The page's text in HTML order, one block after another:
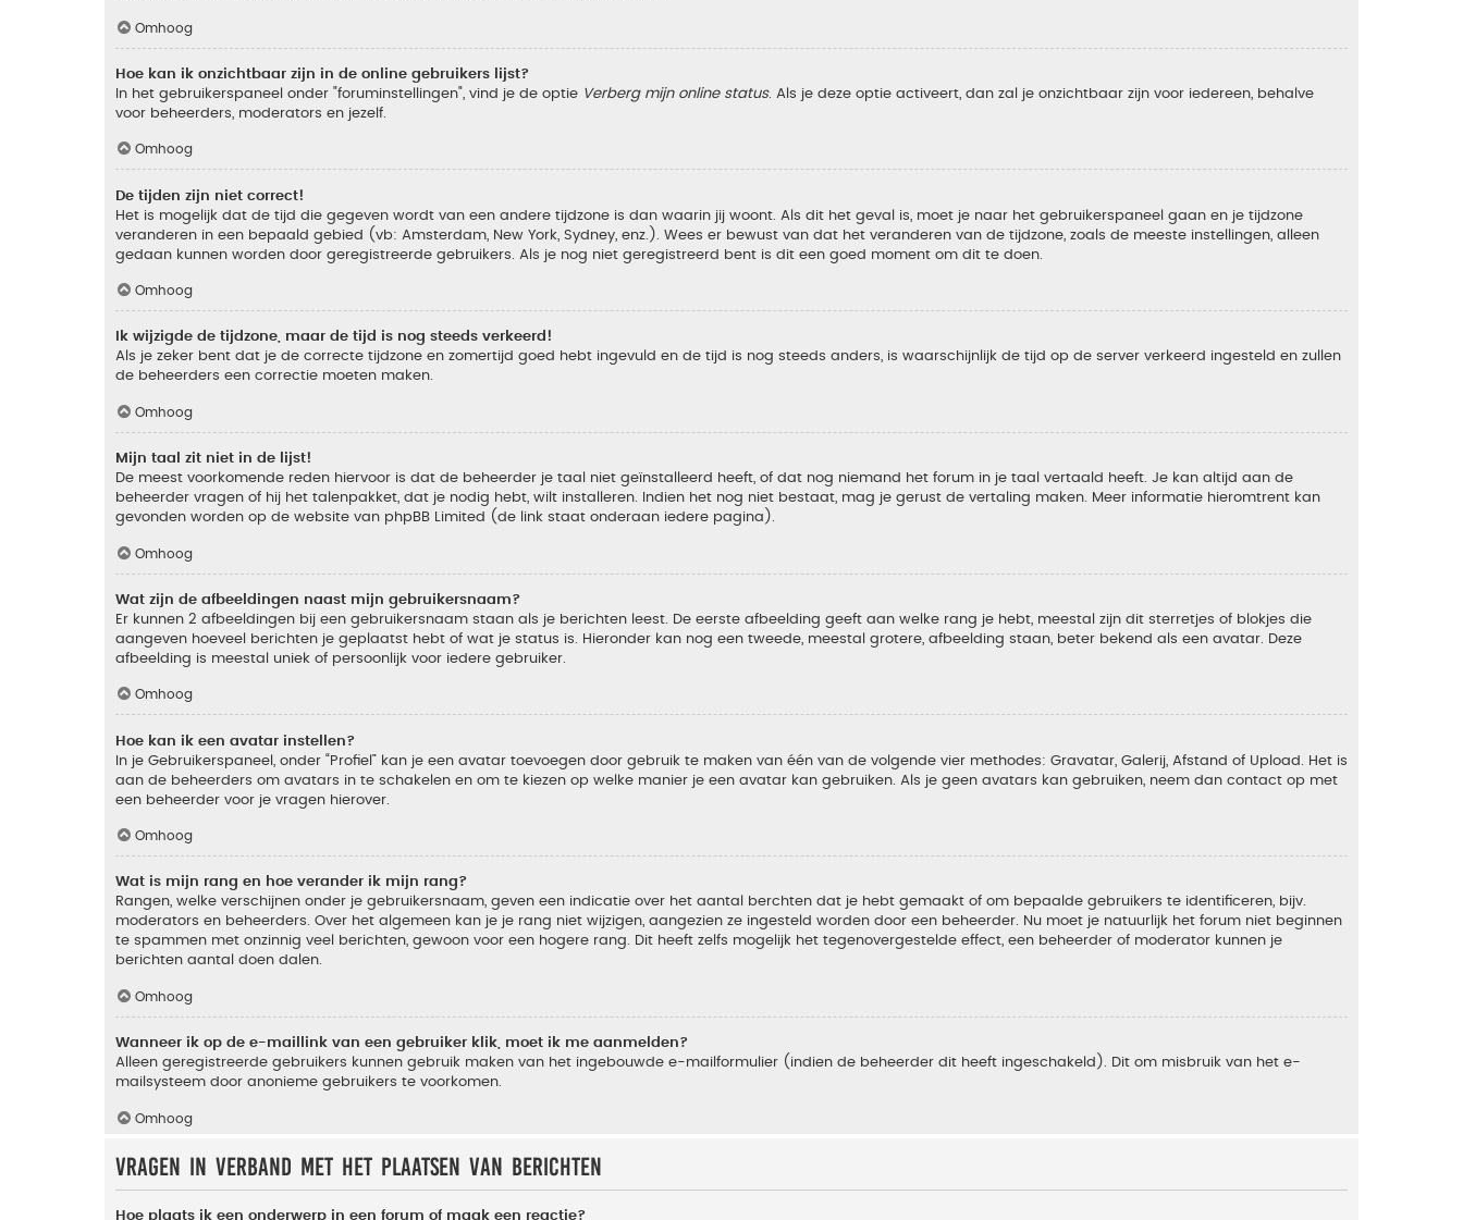
Omhoog
Hoe kan ik onzichtbaar zijn in de online gebruikers lijst?
In het gebruikerspaneel onder "foruminstellingen", vind je de optie Verberg mijn online status. Als je deze optie activeert, dan zal je onzichtbaar zijn voor iedereen, behalve
voor beheerders, moderators en jezelf.
Omhoog
De tijden zijn niet correct!
Het is mogelijk dat de tijd die gegeven wordt van een andere tijdzone is dan waarin jij woont. Als dit het geval is, moet je naar het gebruikerspaneel gaan en je tijdzone
veranderen in een bepaald gebied (vb: Amsterdam, New York, Sydney, enz.). Wees er bewust van dat het veranderen van de tijdzone, zoals de meeste instellingen, alleen
gedaan kunnen worden door geregistreerde gebruikers. Als je nog niet geregistreerd bent is dit een goed moment om dit te doen.
Omhoog
Ik wijzigde de tijdzone, maar de tijd is nog steeds verkeerd!
Als je zeker bent dat je de correcte tijdzone en zomertijd goed hebt ingevuld en de tijd is nog steeds anders, is waarschijnlijk de tijd op de server verkeerd ingesteld en zullen
de beheerders een correctie moeten maken.
Omhoog
Mijn taal zit niet in de lijst!
De meest voorkomende reden hiervoor is dat de beheerder je taal niet geïnstalleerd heeft, of dat nog niemand het forum in je taal vertaald heeft. Je kan altijd aan de
beheerder vragen of hij het talenpakket, dat je nodig hebt, wilt installeren. Indien het nog niet bestaat, mag je gerust de vertaling maken. Meer informatie hieromtrent kan
gevonden worden op de website van phpBB Limited (de link staat onderaan iedere pagina).
Omhoog
Wat zijn de afbeeldingen naast mijn gebruikersnaam?
Er kunnen 2 afbeeldingen bij een gebruikersnaam staan als je berichten leest. De eerste afbeelding geeft aan welke rang je hebt, meestal zijn dit sterretjes of blokjes die
aangeven hoeveel berichten je geplaatst hebt of wat je status is. Hieronder kan nog een tweede, meestal grotere, afbeelding staan, beter bekend als een avatar. Deze
afbeelding is meestal uniek of persoonlijk voor iedere gebruiker.
Omhoog
Hoe kan ik een avatar instellen?
In je Gebruikerspaneel, onder “Profiel” kan je een avatar toevoegen door gebruik te maken van één van de volgende vier methodes: Gravatar, Galerij, Afstand of Upload. Het is
aan de beheerders om avatars in te schakelen en om te kiezen op welke manier je een avatar kan gebruiken. Als je geen avatars kan gebruiken, neem dan contact op met
een beheerder voor je vragen hierover.
Omhoog
Wat is mijn rang en hoe verander ik mijn rang?
Rangen, welke verschijnen onder je gebruikersnaam, geven een indicatie over het aantal berchten dat je hebt gemaakt of om bepaalde gebruikers te identificeren, bijv.
moderators en beheerders. Over het algemeen kan je je rang niet wijzigen, aangezien ze ingesteld worden door een beheerder. Nu moet je natuurlijk het forum niet beginnen
te spammen met onzinnig veel berichten, gewoon voor een hogere rang. Dit heeft zelfs mogelijk het tegenovergestelde effect, een beheerder of moderator kunnen je
berichten aantal doen dalen.
Omhoog
Wanneer ik op de e-maillink van een gebruiker klik, moet ik me aanmelden?
Alleen geregistreerde gebruikers kunnen gebruik maken van het ingebouwde e-mailformulier (indien de beheerder dit heeft ingeschakeld). Dit om misbruik van het e-
mailsysteem door anonieme gebruikers te voorkomen.
Omhoog
Vragen in verband met het plaatsen van berichten
Hoe plaats ik een onderwerp in een forum of maak een reactie?